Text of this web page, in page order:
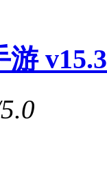
游
5.0